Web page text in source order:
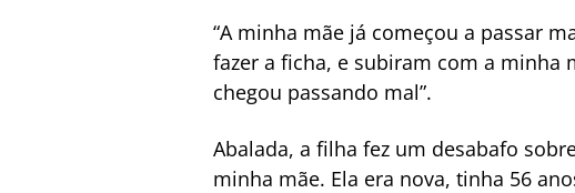
“A minha mãe já começou a passar
fazer a ficha, e subiram com a minha
chegou passando mal”.
Abalada, a filha fez um desabafo
minha mãe. Ela era nova, tinha 56